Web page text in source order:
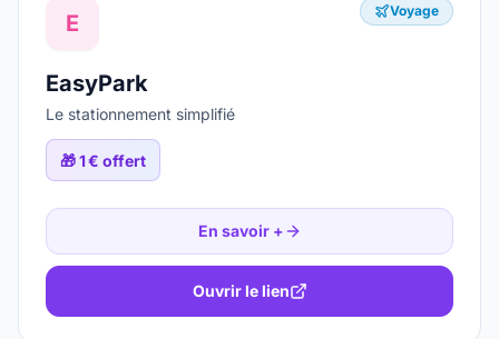
E Voyage
EasyPark
Le stationnement simplifié
🎁1 € offert
En savoir +
Ouvrir le lien